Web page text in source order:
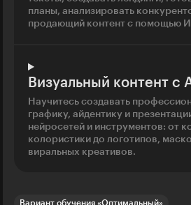
планы, анализировать
продающий контент с помощью
Визуальный контент с
Научитесь создавать
графику, айдентику и
нейросетей и инструментов: от
колористики до логотипов,
виральных креативов.
Вариант обучения «Оптимальный»